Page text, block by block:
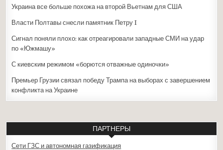
Украина все больше похожа на второй Вьетнам для США
Власти Полтавы снесли памятник Петру I
Сигнал поняли плохо: как отреагировали западные СМИ на удар
по «Южмашу»
С киевским режимом «борются отважные одиночки»
Премьер Грузии связал победу Трампа на выборах с завершением
конфликта на Украине
ПАРТНЕРЫ
Сети ГЗС и автономная газификация